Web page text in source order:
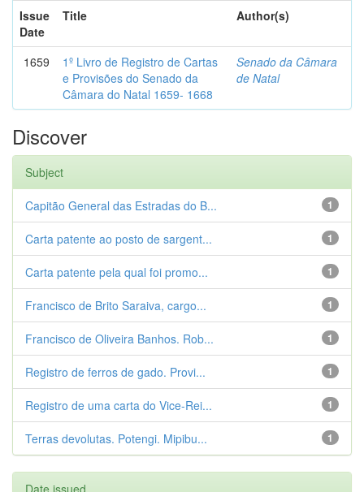
Issue
Date
Title Author(s)
1659
1º Livro de Registro de Cartas
e Provisões do Senado da
Câmara do Natal 1659- 1668
Senado da Câmara
de Natal
Discover
Subject
1
Capitão General das Estradas do B...
1
Carta patente ao posto de sargent...
1
Carta patente pela qual foi promo...
1
Francisco de Brito Saraiva, cargo...
1
Francisco de Oliveira Banhos. Rob...
1
Registro de ferros de gado. Provi...
1
Registro de uma carta do Vice-Rei...
1
Terras devolutas. Potengi. Mipibu...
Date issued